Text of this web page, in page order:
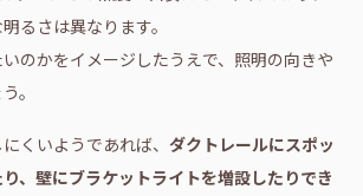
るさは異なります。
のかをイメージしたうえで、照明の向きや
。
くいようであれば、 ダクトレールにスポッ
、壁にブラケットライトを増設したりでき